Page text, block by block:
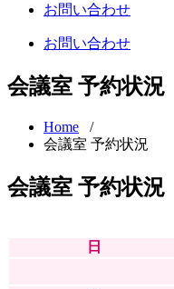
お問い合わせ
お問い合わせ
会議室 予約状況
Home /
会議室 予約状況
会議室 予約状況
日